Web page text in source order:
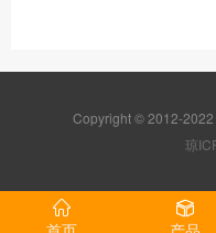
Copyright © 2012-2022
琼